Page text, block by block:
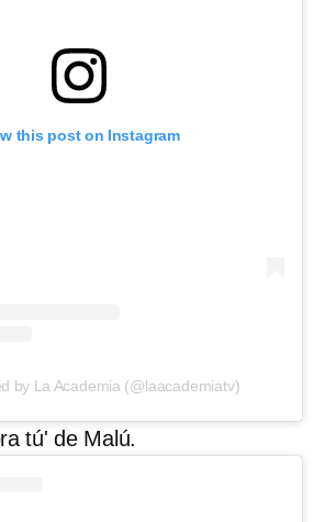
this post on Instagram
by La Academia (@laacademiatv)
tú' de Malú.